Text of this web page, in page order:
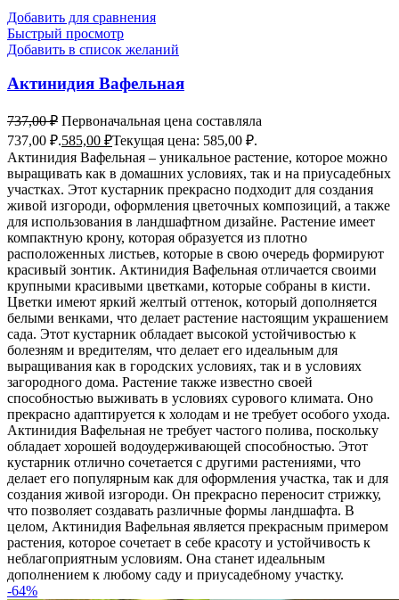
Добавить для сравнения
Быстрый просмотр
Добавить в список желаний
Актинидия Вафельная
737,00₽ Первоначальная цена составляла
737,00 ₽.585,00 ₽Текущая цена: 585,00 ₽.
Актинидия Вафельная – уникальное растение, которое можно
выращивать как в домашних условиях, так и на приусадебных
участках. Этот кустарник прекрасно подходит для создания
живой изгороди, оформления цветочных композиций, а также
для использования в ландшафтном дизайне. Растение имеет
компактную крону, которая образуется из плотно
расположенных листьев, которые в свою очередь формируют
красивый зонтик. Актинидия Вафельная отличается своими
крупными красивыми цветками, которые собраны в кисти.
Цветки имеют яркий желтый оттенок, который дополняется
белыми венками, что делает растение настоящим украшением
сада. Этот кустарник обладает высокой устойчивостью к
болезням и вредителям, что делает его идеальным для
выращивания как в городских условиях, так и в условиях
загородного дома. Растение также известно своей
способностью выживать в условиях сурового климата. Оно
прекрасно адаптируется к холодам и не требует особого ухода.
Актинидия Вафельная не требует частого полива, поскольку
обладает хорошей водоудерживающей способностью. Этот
кустарник отлично сочетается с другими растениями, что
делает его популярным как для оформления участка, так и для
создания живой изгороди. Он прекрасно переносит стрижку,
что позволяет создавать различные формы ландшафта. В
целом, Актинидия Вафельная является прекрасным примером
растения, которое сочетает в себе красоту и устойчивость к
неблагоприятным условиям. Она станет идеальным
дополнением к любому саду и приусадебному участку.
-64%